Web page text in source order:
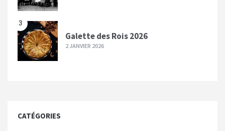
3
Galette des Rois 2026
2 JANVIER 2026
CATÉGORIES